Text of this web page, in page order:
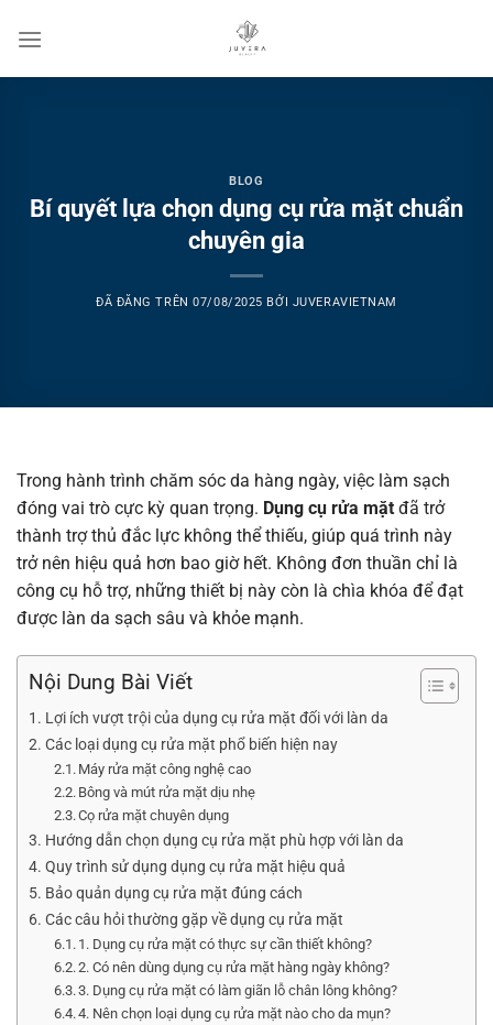
đến
BLOG
Bí quyết lựa chọn dụng cụ rửa mặt chuẩn
chuyên gia
ĐÃ ĐĂNG TRÊN07/08/2025 BỞI JUVERAVIETNAM
Trong hành trình chăm sóc da hàng ngày, việc làm sạch
đóng vai trò cực kỳ quan trọng. Dụng cụ rửa mặt đã trở
thành trợ thủ đắc lực không thể thiếu, giúp quá trình này
trở nên hiệu quả hơn bao giờ hết. Không đơn thuần chỉ là
công cụ hỗ trợ, những thiết bị này còn là chìa khóa để đạt
được làn da sạch sâu và khỏe mạnh.
Nội Dung Bài Viết
Lợi ích vượt trội của dụng cụ rửa mặt đối với làn da
Các loại dụng cụ rửa mặt phổ biến hiện nay
Máy rửa mặt công nghệ cao
Bông và mút rửa mặt dịu nhẹ
Cọ rửa mặt chuyên dụng
Hướng dẫn chọn dụng cụ rửa mặt phù hợp với làn da
Quy trình sử dụng dụng cụ rửa mặt hiệu quả
Bảo quản dụng cụ rửa mặt đúng cách
Các câu hỏi thường gặp về dụng cụ rửa mặt
1. Dụng cụ rửa mặt có thực sự cần thiết không?
2. Có nên dùng dụng cụ rửa mặt hàng ngày không?
3. Dụng cụ rửa mặt có làm giãn lỗ chân lông không?
4. Nên chọn loại dụng cụ rửa mặt nào cho da mụn?